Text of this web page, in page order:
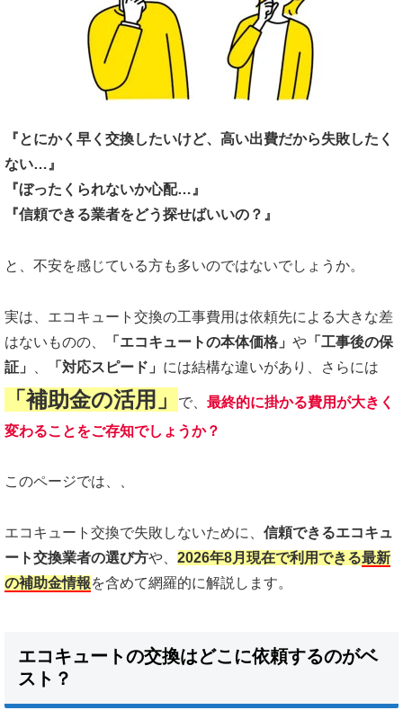
『とにかく早く交換したいけど、高い出費だから失敗したく
ない…』
『ぼったくられないか心配…』
『信頼できる業者をどう探せばいいの？』
と、不安を感じている方も多いのではないでしょうか。
実は、エコキュート交換の工事費用は依頼先による大きな差
はないものの、
「エコキュートの本体価格」 や 「工事後の保
証」
「対応スピード」 には結構な違いがあり、さらには
「補助金の活用」 で、 最終的に掛かる費用が大きく
変わることをご存知でしょうか？
このページでは、、
エコキュート交換で失敗しないために、 信頼できるエコキュ
ート交換業者の選び方や、 2026年8月現在で利用できる最新
の補助金情報を含めて網羅的に解説します。
エコキュートの交換はどこに依頼するのがベ
スト？